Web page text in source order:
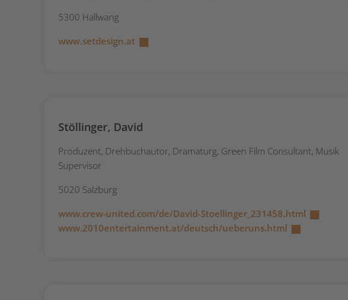
5300 Hallwang
www.setdesign.at
Stöllinger, David
Produzent, Drehbuchautor, Dramaturg, Green Film Consultant, Musik
Supervisor
5020 Salzburg
www.crew-united.com/de/David-Stoellinger_231458.html
www.2010entertainment.at/deutsch/ueberuns.html